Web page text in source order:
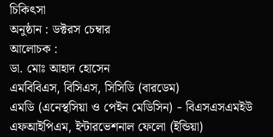
চিকিৎসা
অনুষ্ঠান : ডক্টরস চেম্বার
আলোচক :
ডা. মোঃ আহাদ হোসেন
এমবিবিএস, বিসিএস, সিসিডি (বারডেম)
এমডি (এনেস্থসিয়া ও পেইন মেডিসিন) - বিএসএসএমইউ
এফআইপিএম, ইন্টারভেশনাল ফেলো (ইন্ডিয়া)